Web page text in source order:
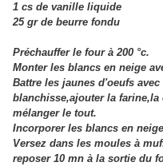
1 cs de vanille liquide
25 gr de beurre fondu
Préchauffer le four à 200 °c.
Monter les blancs en neige
Battre les jaunes d'oeufs
blanchisse,ajouter la
mélanger le tout.
Incorporer les blancs en
Versez dans les moules à
reposer 10 mn à la sortie du